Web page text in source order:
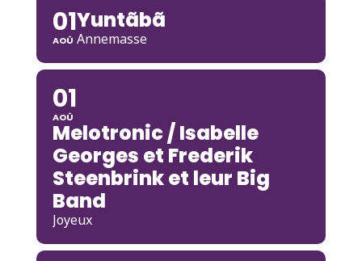
01
AOÛ
Yuntãbã
Annemasse
01
AOÛ
Melotronic / Isabelle
Georges et Frederik
Steenbrink et leur Big
Band
Joyeux